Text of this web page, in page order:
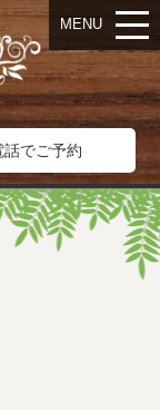
話でご予約
MENU